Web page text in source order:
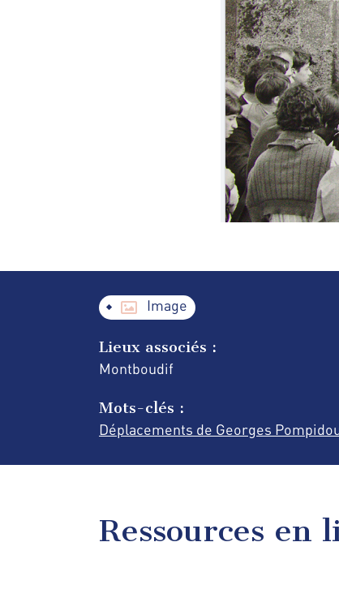
Image
Lieux associés :
Montboudif
Mots-clés :
Déplacements de Georges
Ressources en